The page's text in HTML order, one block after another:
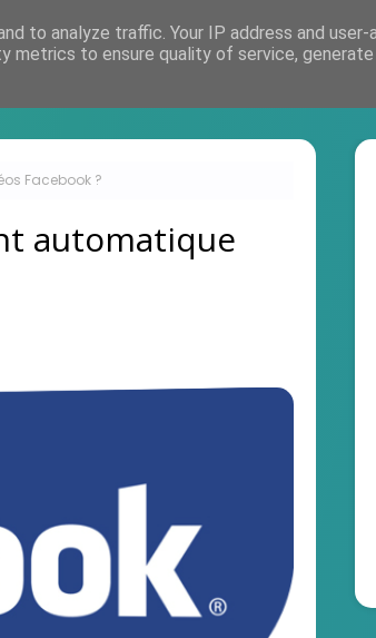
Accueil
Facebook ?
automatique
to analyze traffic. Your IP address and user-
metrics to ensure quality of service, generate